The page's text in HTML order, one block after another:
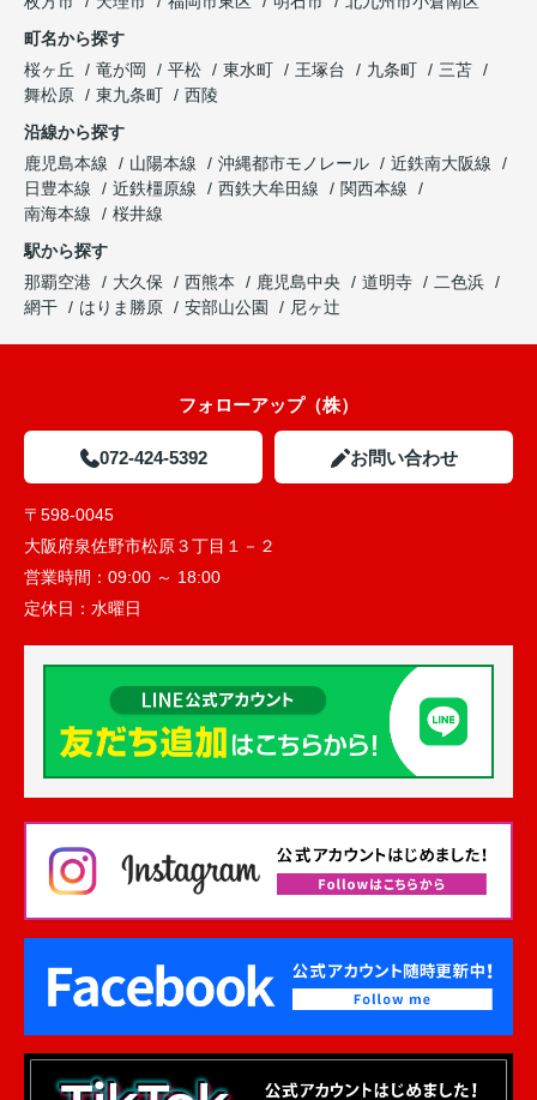
町名から探す
桜ヶ丘
竜が岡 平松 東水町 王塚台 九条町
三苫
舞松原
東九条町
西陵
沿線から探す
鹿児島本線
山陽本線 沖縄都市モノレール
近鉄南大阪線
日豊本線
近鉄橿原線 西鉄大牟田線
関西本線
南海本線
桜井線
駅から探す
那覇空港
大久保 西熊本 鹿児島中央 道明寺
二色浜
網干
はりま勝原 安部山公園 尼ヶ辻
フォローアップ（株）
072-424-5392 お問い合わせ
〒598-0045
大阪府泉佐野市松原３丁目１－２
営業時間： 09:00 ～ 18:00
定休日： 水曜日